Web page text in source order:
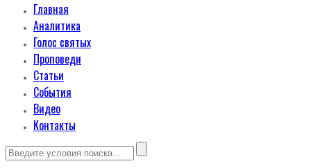
Главная
Аналитика
Голос святых
Проповеди
Статьи
События
Видео
Контакты